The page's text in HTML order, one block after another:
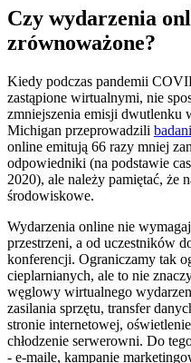
Czy wydarzenia
zrównoważone?
Kiedy podczas pandemii
zastąpione wirtualnymi, nie
zmniejszenia emisji
Michigan przeprowadzili
online emitują 66 razy mniej
odpowiedniki (na podstawie
2020), ale należy pamiętać, że
środowiskowe.
Wydarzenia online nie
przestrzeni, a od uczestników
konferencji. Ograniczamy tak
cieplarnianych, ale to nie
węglowy wirtualnego
zasilania sprzętu, transfer
stronie internetowej,
chłodzenie serwerowni. Do
- e-maile, kampanie